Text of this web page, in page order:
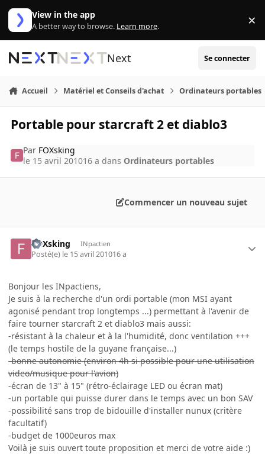
Aller au contenu
View in the app
A better way to browse. Learn more. ×
Next Se connecter
Accueil Matériel et Conseils d'achat Ordinateurs portables
Portable pour starcraft 2 et diablo3
Par FOXsking
le 15 avril 201016 a dans Ordinateurs portables
Commencer un nouveau sujet
FOXsking INpactien
Posté(e) le 15 avril 201016 a
Bonjour les INpactiens,
Je suis à la recherche d'un ordi portable (mon MSI ayant
agonisé pendant trop longtemps ...) permettant à l'avenir de
faire tourner starcraft 2 et diablo3 mais aussi:
-résistant à la chaleur et à la l'humidité, donc ventilation +++
(le temps hostile de la guyane française...)
-bonne autonomie (environ 4h si possible pour une utilisation
video/musique pour l'avion)
-écran de 13" à 15" (rétro-éclairage LED ou écran mat)
-un portable qui puisse durer dans le temps avec un bon SAV
-possibilité sans trop de bidouille d'installer nunux (critère
facultatif)
-budget de 1000euros max
Voilà je suis ouvert toute proposition et merci de votre aide :)